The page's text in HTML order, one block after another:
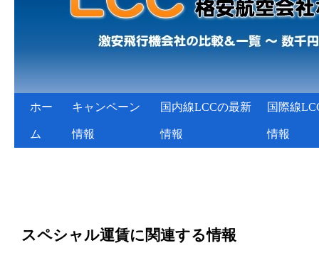
ホー
ム
キャンペーン
情報
国内線LCCの最新
情報
国際線
情報
スペシャル運賃に関連する情報